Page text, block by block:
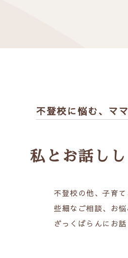
不登校に悩む、 マ
私とお話し
不登校の他、子育
些細なご相談、お悩
ざっくばらんにお話